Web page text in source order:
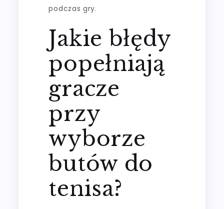
podczas gry.
Jakie błędy
popełniają
gracze
przy
wyborze
butów do
tenisa?